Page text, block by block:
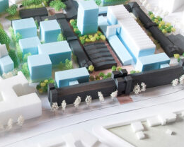
Preis / Hallenbad / Stadtlohn
Hallenbad – Stadtlohn
Vortrag / University of Edinburgh
Giraffes, Telegraphs, and Hero of
Charter of Dubai – A Manifesto of Critical
NEUESTE KOMMENTARE
Kreuzberg: Städtebaukonzept für
City boids – Caracas – ds3webzuCity
Good archteams | PearltreeszuCity
ARCHIV
Juli 2026
Februar 2026
Januar 2026